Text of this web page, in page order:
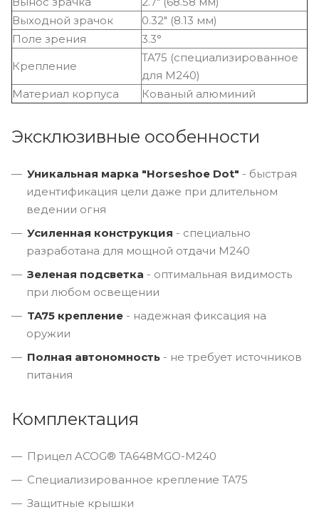
Выходной зрачок
0.32" (8.13 мм)
Поле зрения
3.3°
Крепление
TA75 (специализированное
для M240)
Материал корпуса
Кованый алюминий
Эксклюзивные особенности
Уникальная марка "Horseshoe Dot" - быстрая
идентификация цели даже при длительном
ведении огня
Усиленная конструкция - специально
разработана для мощной отдачи M240
Зеленая подсветка - оптимальная видимость
при любом освещении
TA75 крепление - надежная фиксация на
оружии
Полная автономность - не требует источников
питания
Комплектация
Прицел ACOG® TA648MGO-M240
Специализированное крепление TA75
Защитные крышки